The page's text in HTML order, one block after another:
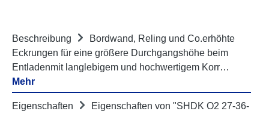
Beschreibung
Bordwand, Reling und Co.erhöhte
Eckrungen für eine größere Durchgangshöhe beim
Entladenmit langlebigem und hochwertigem Korr…
Mehr
Eigenschaften
Eigenschaften von "SHDK O2 27-36-